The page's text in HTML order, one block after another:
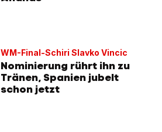
WM-Final-Schiri Slavko Vincic
Nominierung rührt ihn zu
Tränen, Spanien jubelt
schon jetzt